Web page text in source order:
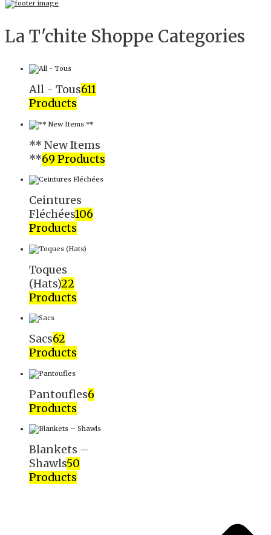
La T'chite Shoppe Categories​
All - Tous611
Products
** New Items
**69 Products
Ceintures
Fléchées106
Products
Toques
(Hats)22
Products
Sacs62
Products
Pantoufles6
Products
Blankets –
Shawls50
Products